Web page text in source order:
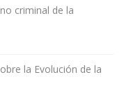
criminal de la
la Evolución de la